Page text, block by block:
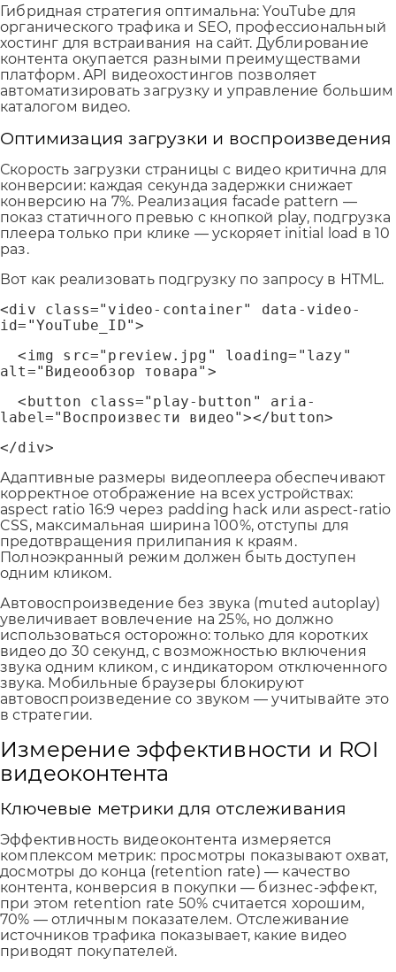
Гибридная стратегия оптимальна: YouTube для
органического трафика и SEO, профессиональный
хостинг для встраивания на сайт. Дублирование
контента окупается разными преимуществами
платформ. API видеохостингов позволяет
автоматизировать загрузку и управление большим
каталогом видео.
Оптимизация загрузки и воспроизведения
Скорость загрузки страницы с видео критична для
конверсии: каждая секунда задержки снижает
конверсию на 7%. Реализация facade pattern —
показ статичного превью с кнопкой play, подгрузка
плеера только при клике — ускоряет initial load в 10
раз.
Вот как реализовать подгрузку по запросу в HTML.
<div class="video-container" data-video-
id="YouTube_ID">
<img src="preview.jpg" loading="lazy"
alt="Видеообзор товара">
<button class="play-button" aria-
label="Воспроизвести видео"></button>
</div>
Адаптивные размеры видеоплеера обеспечивают
корректное отображение на всех устройствах:
aspect ratio 16:9 через padding hack или aspect-ratio
CSS, максимальная ширина 100%, отступы для
предотвращения прилипания к краям.
Полноэкранный режим должен быть доступен
одним кликом.
Автовоспроизведение без звука (muted autoplay)
увеличивает вовлечение на 25%, но должно
использоваться осторожно: только для коротких
видео до 30 секунд, с возможностью включения
звука одним кликом, с индикатором отключенного
звука. Мобильные браузеры блокируют
автовоспроизведение со звуком — учитывайте это
в стратегии.
Измерение эффективности и ROI
видеоконтента
Ключевые метрики для отслеживания
Эффективность видеоконтента измеряется
комплексом метрик: просмотры показывают охват,
досмотры до конца (retention rate) — качество
контента, конверсия в покупки — бизнес-эффект,
при этом retention rate 50% считается хорошим,
70% — отличным показателем. Отслеживание
источников трафика показывает, какие видео
приводят покупателей.